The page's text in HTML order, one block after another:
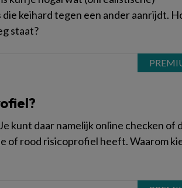
keihard tegen een ander aanrijdt.
staat?
kunt daar namelijk online checken of
of rood risicoprofiel heeft. Waarom